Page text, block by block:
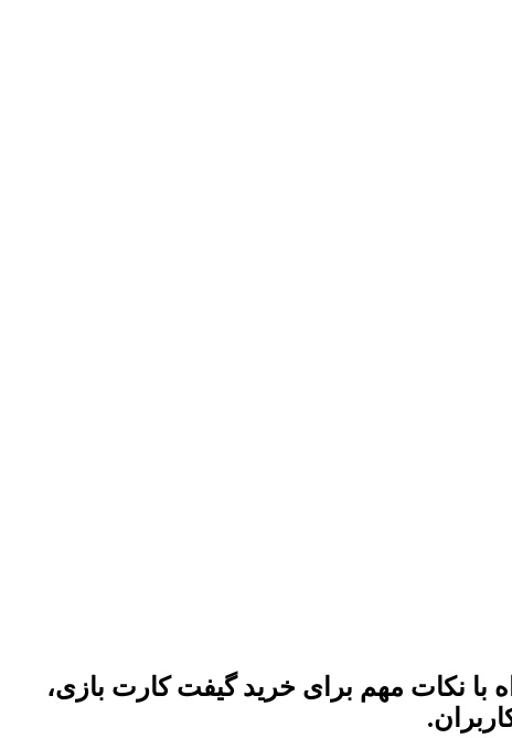
گیمرها معرفی شده‌اند. همراه با نکات مهم برای خرید گیفت کارت بازی،